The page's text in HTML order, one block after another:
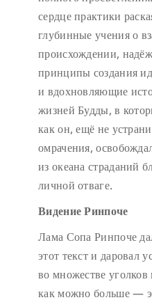
сердце практики
глубинные учения о
происхождении,
принципы создания
и вдохновляющие
жизней Будды, в
как он, ещё не
омрачения,
из океана страданий
личной отваге.
Видение Ринпоче
Лама Сопа Ринпоче
этот текст и даровал
во множестве
как можно больше —